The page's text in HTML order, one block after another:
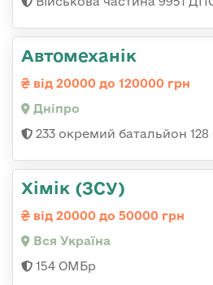
Автомеханік
від 20000 до 120000 грн
Дніпро
233 окремий батальйон
Хімік (ЗСУ)
від 20000 до 50000 грн
Вся Україна
154 ОМБр